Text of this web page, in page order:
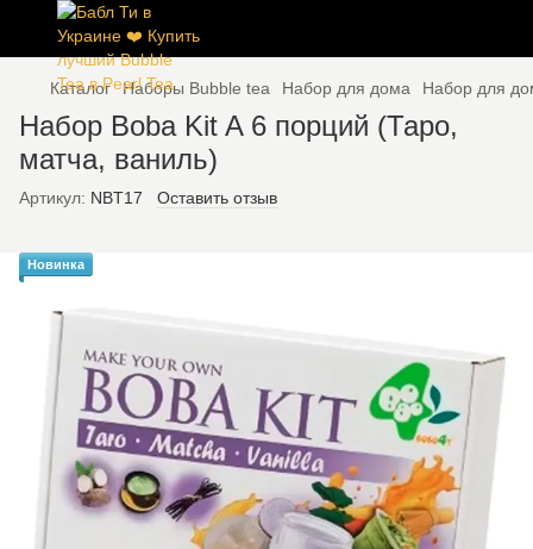
Каталог Наборы Bubble tea Набор для дома Набор для
Набор Boba Kit A 6 порций (Таро,
матча, ваниль)
Артикул: NBT17 Оставить отзыв
Новинка